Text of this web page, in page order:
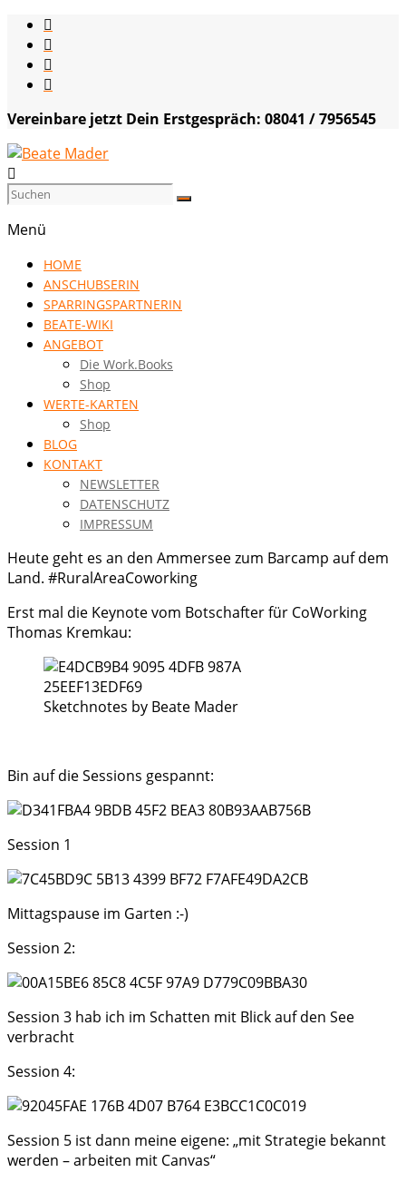
Skip
content
Vereinbare jetzt Dein Erstgespräch: 08041 / 7956545
Beate
Kommunikationsgenialistin
VISION
HOCH
DREI
Menü
HOME
ANSCHUBSERIN
SPARRINGSPARTNERIN
BEATE-WIKI
ANGEBOT
Die Work.Books
Shop
WERTE-KARTEN
Shop
BLOG
KONTAKT
NEWSLETTER
DATENSCHUTZ
IMPRESSUM
Heute geht es an den Ammersee zum Barcamp auf dem
Land. #RuralAreaCoworking
Erst mal die Keynote vom Botschafter für CoWorking
Thomas Kremkau:
Sketchnotes by Beate Mader
Bin auf die Sessions gespannt:
Session 1
Mittagspause im Garten :-)
Session 2:
Session 3 hab ich im Schatten mit Blick auf den See
verbracht
Session 4:
Session 5 ist dann meine eigene: „mit Strategie bekannt
werden – arbeiten mit Canvas“